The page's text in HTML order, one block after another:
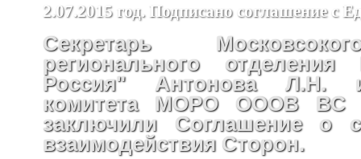
2.07.2015 год. Подписано соглашение с
Секретарь
регионального
Россия" Антонова Л.Н.
комитета МОРО ОООВ ВС
заключили Соглашение о
взаимодействия Сторон.